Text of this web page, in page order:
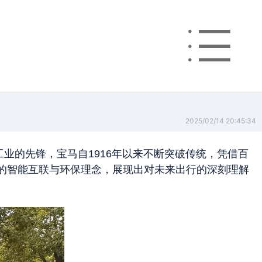
2025/02/14 20:45:34
的先锋，宝马自1916年以来不断突破传统，凭借百
能互联与环保理念，展现出对未来出行的深刻理解